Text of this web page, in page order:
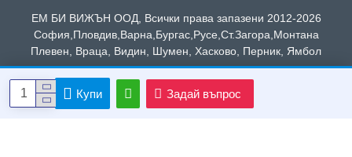
Купи Задай въпрос
ЕМ БИ ВИЖЪН ООД, Всички права запазени 2012-2026
София,Пловдив,Варна,Бургас,Русе,Ст.Загора,Монтана
Плевен, Враца, Видин, Шумен, Хасково, Перник, Ямбол